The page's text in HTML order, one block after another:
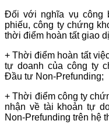
Đối với nghĩa vụ công
phiếu, công ty chứng
thời điểm hoàn tất giao
+ Thời điểm hoàn tất
tự doanh của công ty
Đầu tư Non-Prefunding;
+ Thời điểm công ty
nhận về tài khoản tự
Non-Prefunding trên hệ